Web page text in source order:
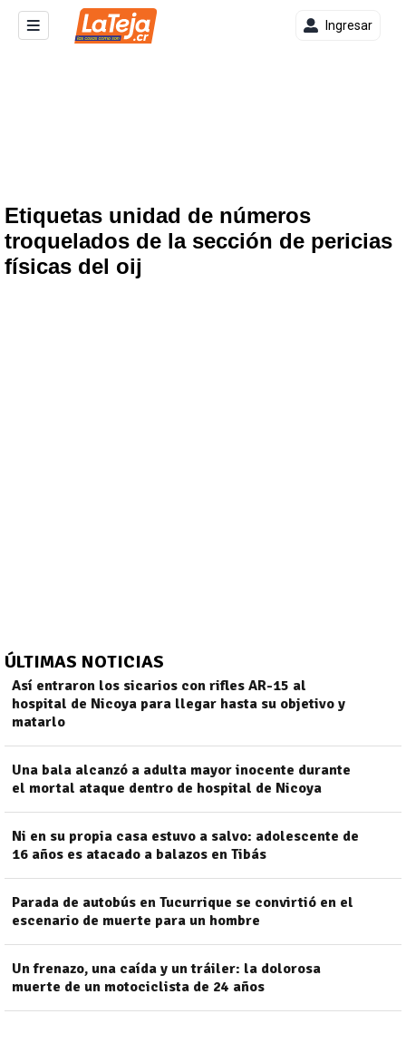
Ingresar
Etiquetas unidad de números
troquelados de la sección de pericias
físicas del oij
ÚLTIMAS NOTICIAS
Así entraron los sicarios con rifles AR-15 al
hospital de Nicoya para llegar hasta su objetivo y
matarlo
Una bala alcanzó a adulta mayor inocente durante
el mortal ataque dentro de hospital de Nicoya
Ni en su propia casa estuvo a salvo: adolescente de
16 años es atacado a balazos en Tibás
Parada de autobús en Tucurrique se convirtió en el
escenario de muerte para un hombre
Un frenazo, una caída y un tráiler: la dolorosa
muerte de un motociclista de 24 años